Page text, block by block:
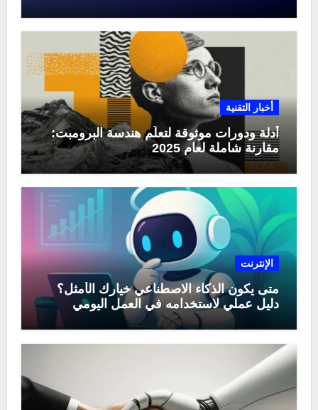
أخبار التقنية
أدلة ودورات موثوقة لتعلّم هندسة البرومبت:
مقارنة شاملة لعام 2025
الإنترنت
متى يكون الذكاء الاصطناعي خيارك الأمثل؟
دليل عملي لاستخدامه في العمل اليومي